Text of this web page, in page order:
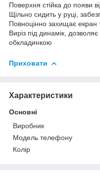
Поверхня стійка до появи
Щільно сидить у руці,
Повноцінно захищає екран
Виріз під динамік,
обкладинкою
Приховати
Характеристики
Основні
Виробник
Модель телефону
Колір